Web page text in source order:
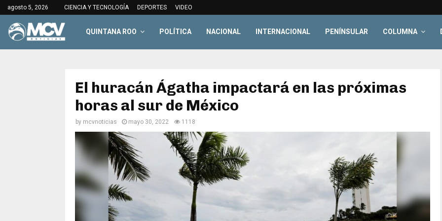
agosto 5, 2026 CIENCIA Y TECNOLOGÍA DEPORTES VIDEO
QUINTANA ROO POLÍTICA NACIONAL INTERNACIONAL PENÍNSULAR COLUMNA
El huracán Ágatha impactará en las próximas
horas al sur de México
by mcvnoticias mayo 30, 2022 1118